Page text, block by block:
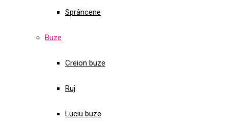
Sprâncene
Buze
Creion buze
Ruj
Luciu buze